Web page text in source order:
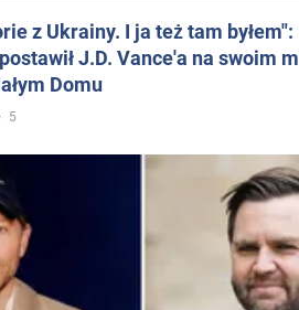
z Ukrainy. I ja też tam
J.D. Vance'a na swoim
Domu
5